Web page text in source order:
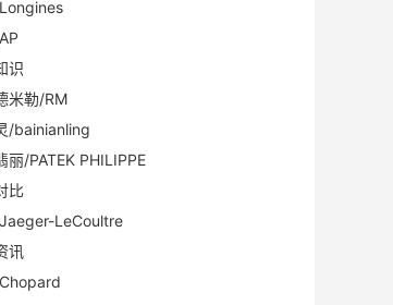
识
米勒/RM
/bainianling
丽/PATEK PHILIPPE
比
LeCoultre
讯